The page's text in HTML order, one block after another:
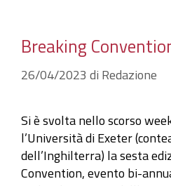
Breaking
26/04/2023 di Redazione
Si è svolta nello scorso
l’Università di Exeter
dell’Inghilterra) la sesta
Convention, evento bi-